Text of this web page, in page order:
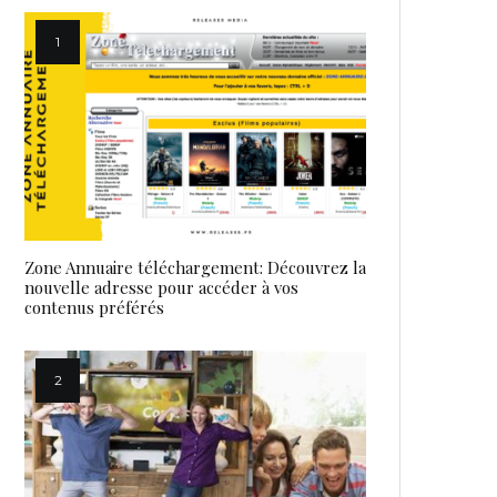
Zone Annuaire téléchargement: Découvrez la
nouvelle adresse pour accéder à vos
contenus préférés